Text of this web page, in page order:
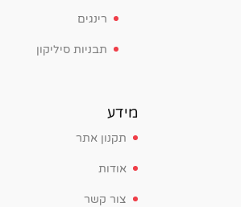
רינגים
תבניות סיליקון
מידע
תקנון אתר
אודות
צור קשר